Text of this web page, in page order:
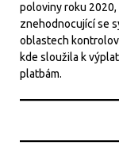
poloviny roku
znehodnocující se
oblastech
kde sloužila k
platbám.